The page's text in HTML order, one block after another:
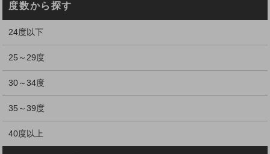
度数から探す
24度以下
25～29度
30～34度
35～39度
40度以上